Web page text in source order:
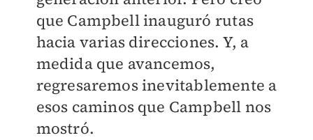
que Campbell inauguró rutas
hacia varias direcciones. Y, a
medida que avancemos,
regresaremos inevitablemente a
esos caminos que Campbell nos
mostró.